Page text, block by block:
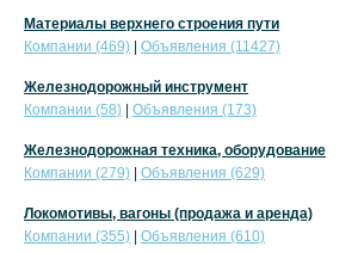
Материалы верхнего строения пути
Компании (469)
Объявления (11427)
Железнодорожный инструмент
Компании (58)
Объявления (173)
Железнодорожная техника, оборудование
Компании (279)
Объявления (629)
Локомотивы, вагоны (продажа и аренда)
Компании (355)
Объявления (610)